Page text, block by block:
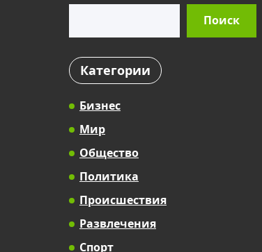
Поиск
Категории
Бизнес
Мир
Общество
Политика
Происшествия
Развлечения
Спорт